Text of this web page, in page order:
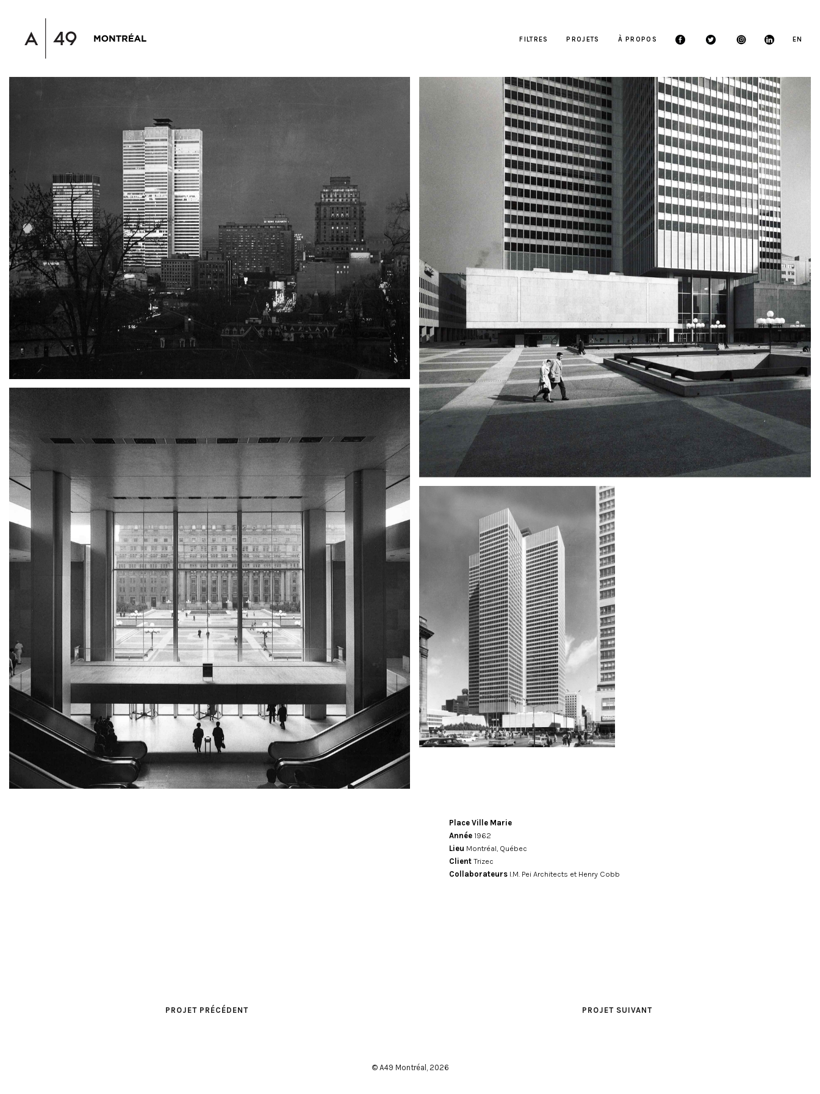
PROJETS À PROPOS EN
FILTRES
Place Ville Marie
Année 1962
Lieu Montréal, Québec
Client Trizec
Collaborateurs I.M. Pei Architects et Henry Cobb
PROJET PRÉCÉDENT PROJET SUIVANT
© A49 Montréal, 2026